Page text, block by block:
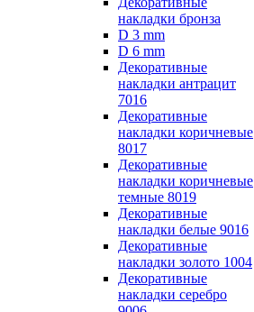
накладки бронза
D 3 mm
D 6 mm
Декоративные
накладки антрацит
7016
Декоративные
накладки коричневые
8017
Декоративные
накладки коричневые
темные 8019
Декоративные
накладки белые 9016
Декоративные
накладки золото 1004
Декоративные
накладки серебро